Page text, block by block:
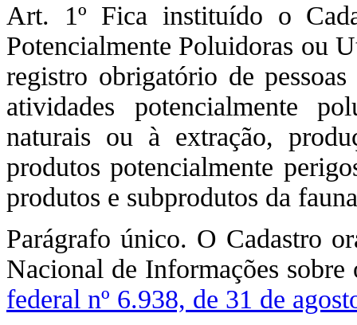
Art. 1º Fica instituído o
Potencialmente Poluidoras ou
registro obrigatório de
atividades potencialmente
naturais ou à extração,
produtos potencialmente
produtos e subprodutos da
Parágrafo único. O Cadastro
Nacional de Informações
federal nº 6.938, de 31 de